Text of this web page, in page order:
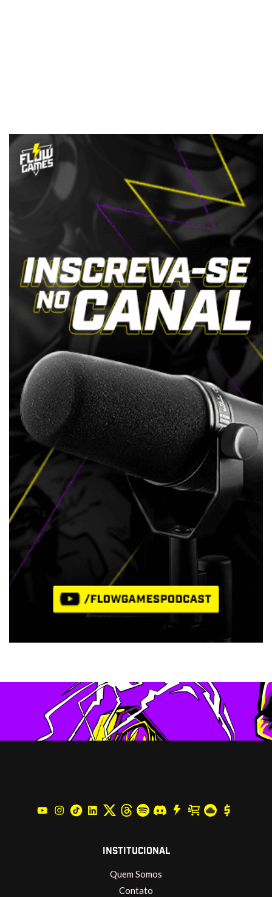
INSTITUCIONAL
Quem Somos
Contato